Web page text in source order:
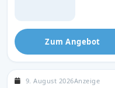
Zum Angebot
9. August 2026Anzeige